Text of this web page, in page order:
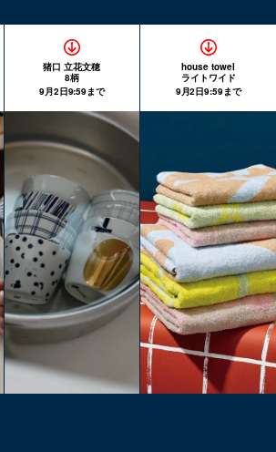
猪口 立花文穂
8柄
9月2日9:59まで
house towel
ライトワイド
9月2日9:59まで